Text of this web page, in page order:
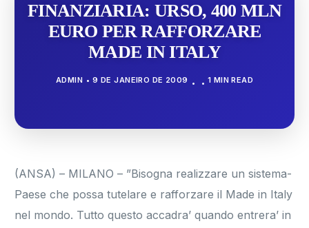
FINANZIARIA: URSO, 400 MLN
EURO PER RAFFORZARE
MADE IN ITALY
ADMIN 9 DE JANEIRO DE 2009 1 MIN READ
(ANSA) – MILANO – ”Bisogna realizzare un sistema-
Paese che possa tutelare e rafforzare il Made in Italy
nel mondo. Tutto questo accadra’ quando entrera’ in